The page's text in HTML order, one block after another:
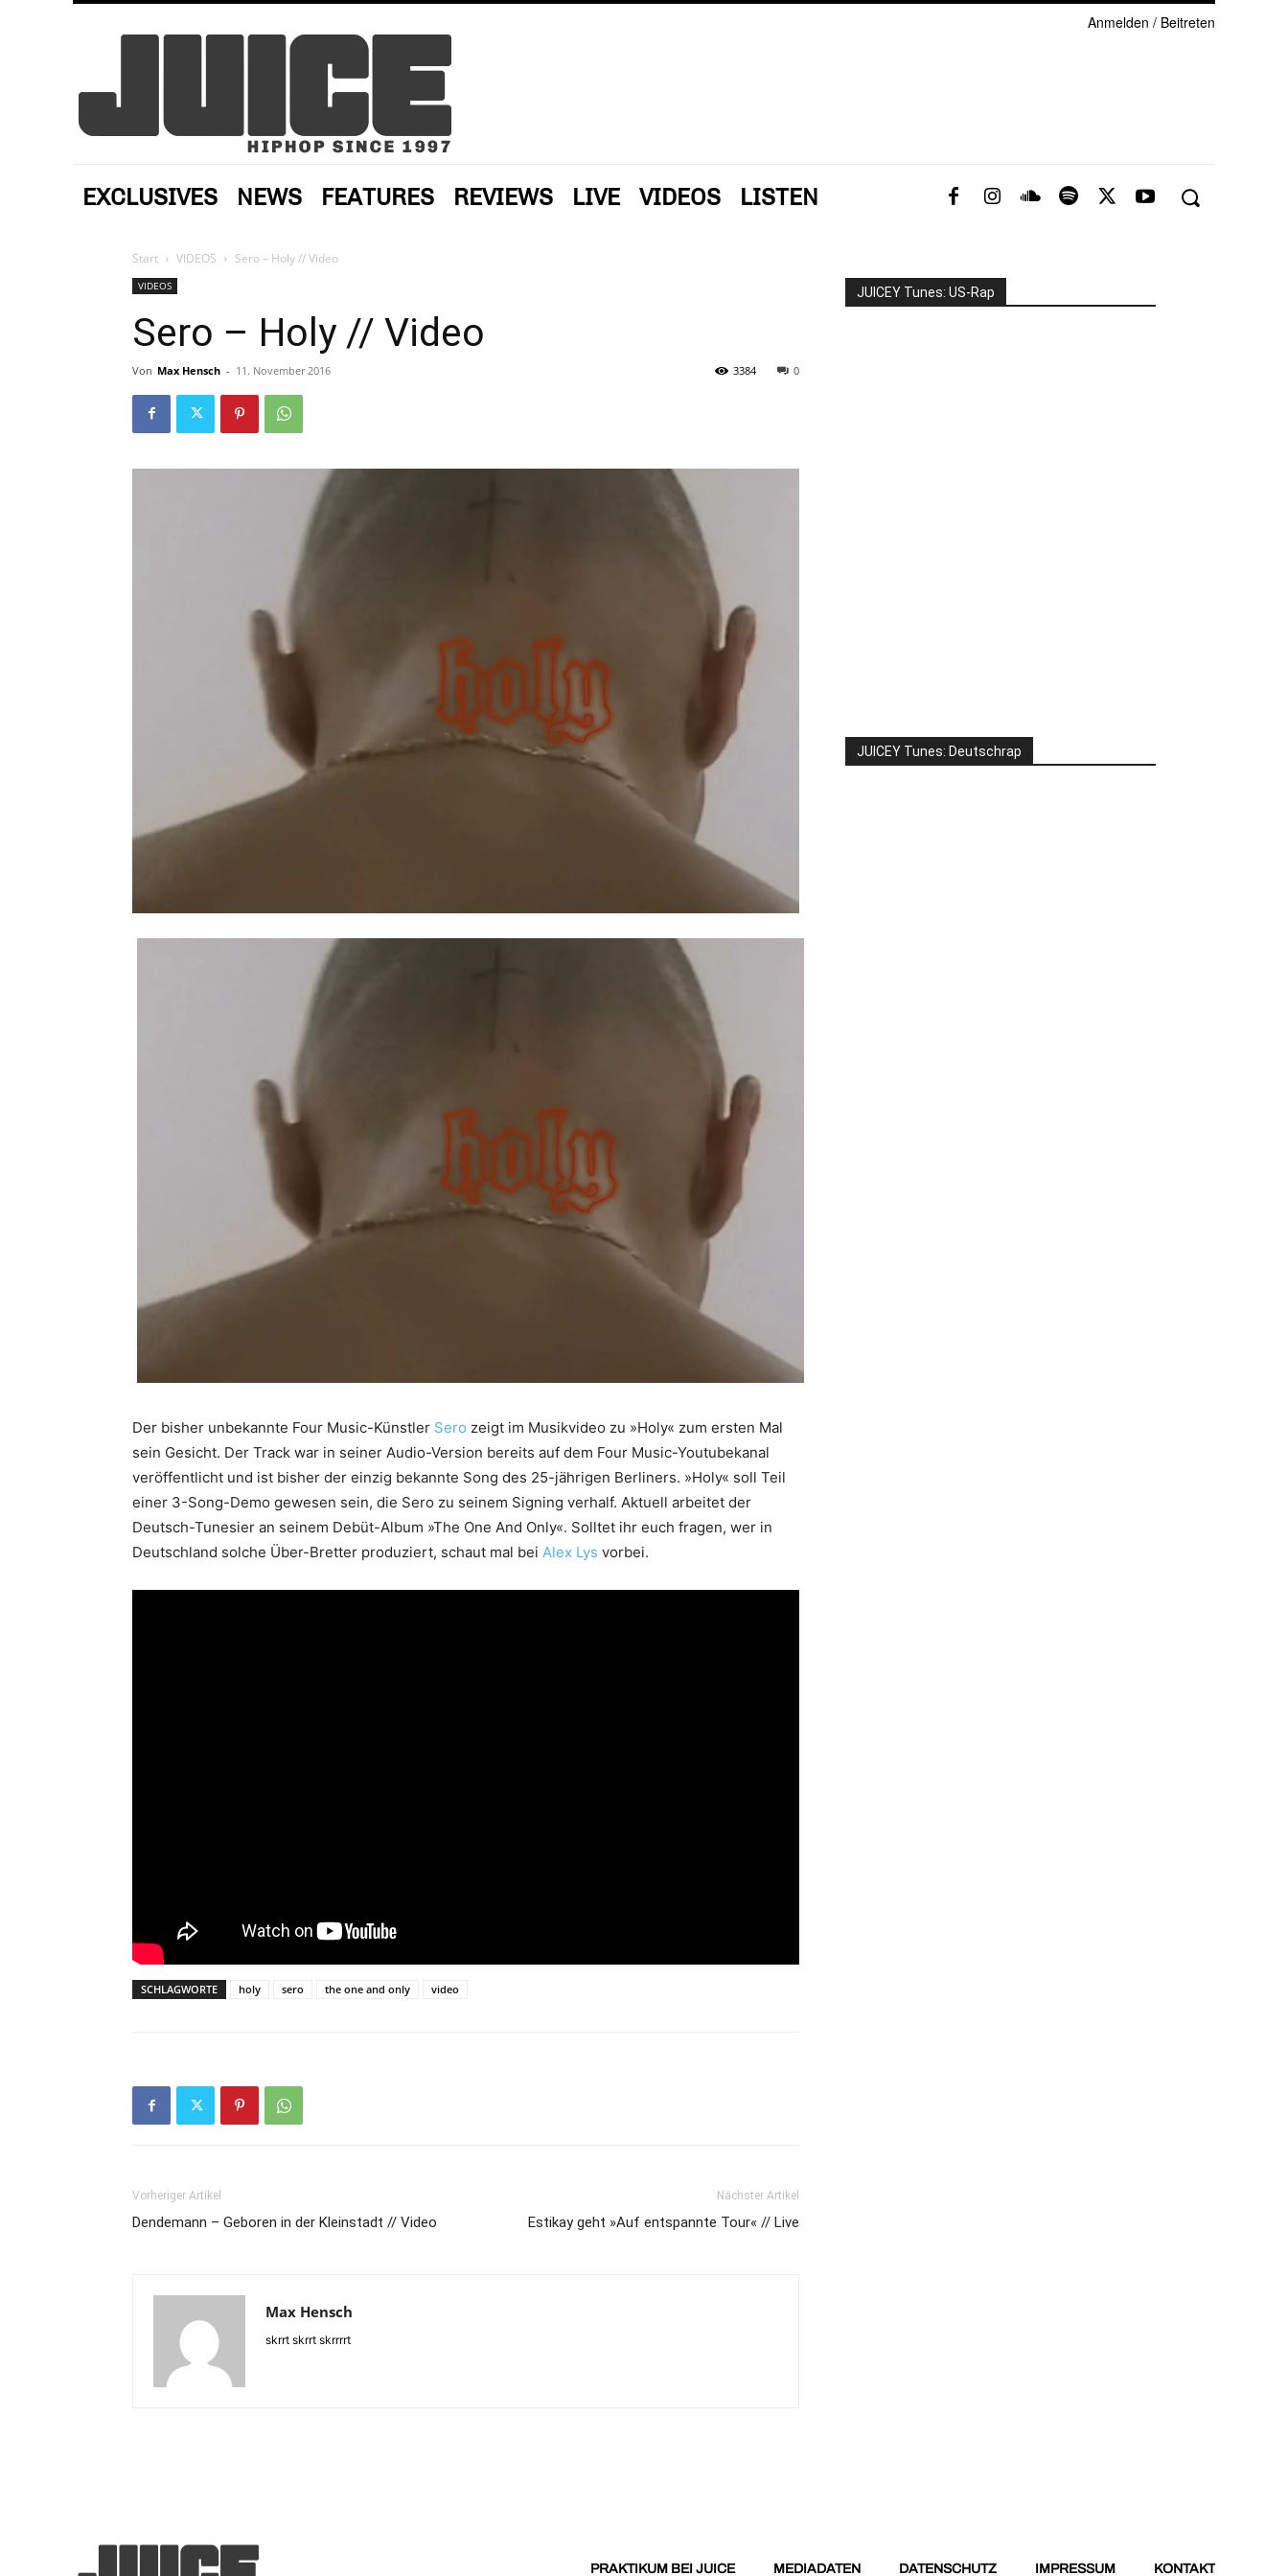
Anmelden / Beitreten
EXCLUSIVES NEWS FEATURES REVIEWS LIVE VIDEOS LISTEN
Start VIDEOS Sero – Holy // Video
VIDEOS
Sero – Holy // Video
Von Max Hensch - 11. November 2016 0
3384
Der bisher unbekannte Four Music-Künstler Sero zeigt im Musikvideo zu »Holy« zum ersten Mal
sein Gesicht. Der Track war in seiner Audio-Version bereits auf dem Four Music-Youtubekanal
veröffentlicht und ist bisher der einzig bekannte Song des 25-jährigen Berliners. »Holy« soll Teil
einer 3-Song-Demo gewesen sein, die Sero zu seinem Signing verhalf. Aktuell arbeitet der
Deutsch-Tunesier an seinem Debüt-Album »The One And Only«. Solltet ihr euch fragen, wer in
Deutschland solche Über-Bretter produziert, schaut mal bei Alex Lys vorbei.
SCHLAGWORTE holy sero the one and only video
Vorheriger Artikel
Dendemann – Geboren in der Kleinstadt // Video
Nächster Artikel
Estikay geht »Auf entspannte Tour« // Live
Max Hensch
skrrt skrrt skrrrrt
JUICEY Tunes: US-Rap
JUICEY Tunes: Deutschrap
PRAKTIKUM BEI JUICE MEDIADATEN DATENSCHUTZ IMPRESSUM KONTAKT